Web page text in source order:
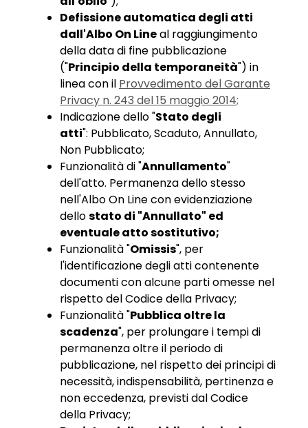
Defissione automatica degli atti
dall'Albo On Lineal raggiungimento
della data di fine pubblicazione
("Principio della temporaneità") in
linea con il Provvedimento del Garante
Privacy n. 243 del 15 maggio 2014;
Indicazione dello "Stato degli
atti": Pubblicato, Scaduto, Annullato,
Non Pubblicato;
Funzionalità di "Annullamento"
dell'atto. Permanenza dello stesso
nell'Albo On Line con evidenziazione
dellostato di "Annullato" ed
eventuale atto sostitutivo;
Funzionalità "Omissis", per
l'identificazione degli atti contenente
documenti con alcune parti omesse nel
rispetto del Codice della Privacy;
Funzionalità "Pubblica oltre la
scadenza", per prolungare i tempi di
permanenza oltre il periodo di
pubblicazione, nel rispetto dei principi di
necessità, indispensabilità, pertinenza e
non eccedenza, previsti dal Codice
della Privacy;